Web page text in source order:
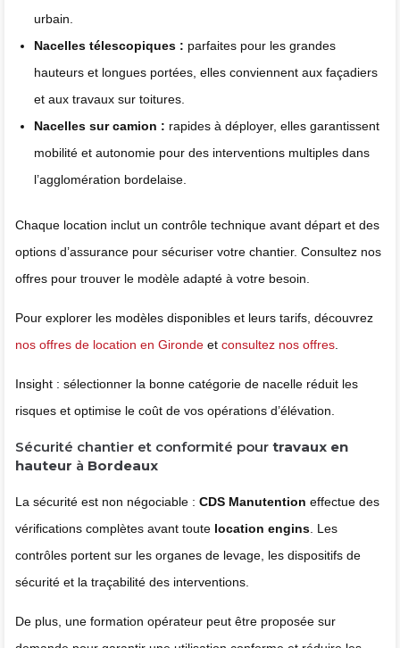
urbain.
Nacelles télescopiques : parfaites pour les grandes
hauteurs et longues portées, elles conviennent aux façadiers
et aux travaux sur toitures.
Nacelles sur camion : rapides à déployer, elles garantissent
mobilité et autonomie pour des interventions multiples dans
l’agglomération bordelaise.
Chaque location inclut un contrôle technique avant départ et des
options d’assurance pour sécuriser votre chantier. Consultez nos
offres pour trouver le modèle adapté à votre besoin.
Pour explorer les modèles disponibles et leurs tarifs, découvrez
nos offres de location en Gironde et consultez nos offres
Insight : sélectionner la bonne catégorie de nacelle réduit les
risques et optimise le coût de vos opérations d’élévation.
Sécurité chantier et conformité pour travaux en
hauteur à Bordeaux
La sécurité est non négociable : CDS Manutention effectue des
vérifications complètes avant toute location engins . Les
contrôles portent sur les organes de levage, les dispositifs de
sécurité et la traçabilité des interventions.
De plus, une formation opérateur peut être proposée sur